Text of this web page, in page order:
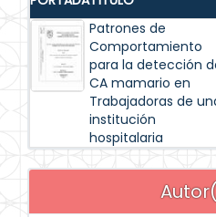
Patrones de
Comportamiento
para la detección
CA mamario en
Trabajadoras de
institución
hospitalaria